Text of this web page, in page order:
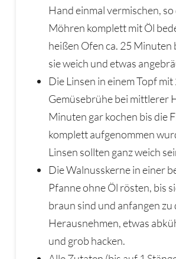
Hand einmal vermischen, so
Möhren komplett mit Öl
heißen Ofen ca. 25 Minuten
sie weich und etwas
Die Linsen in einem Topf mit
Gemüsebrühe bei mittlerer
Minuten gar kochen bis die
komplett aufgenommen
Linsen sollten ganz weich
Die Walnusskerne in einer
Pfanne ohne Öl rösten, bis
braun sind und anfangen zu
Herausnehmen, etwas
und grob hacken.